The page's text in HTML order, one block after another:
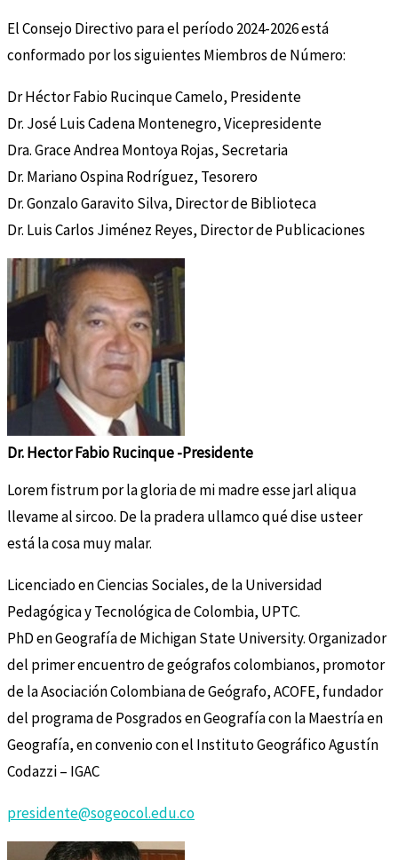
El Consejo Directivo para el período 2024-2026 está
conformado por los siguientes Miembros de Número:
Dr Héctor Fabio Rucinque Camelo, Presidente
Dr. José Luis Cadena Montenegro, Vicepresidente
Dra. Grace Andrea Montoya Rojas, Secretaria
Dr. Mariano Ospina Rodríguez, Tesorero
Dr. Gonzalo Garavito Silva, Director de Biblioteca
Dr. Luis Carlos Jiménez Reyes, Director de Publicaciones
Dr. Hector Fabio Rucinque -Presidente
Lorem fistrum por la gloria de mi madre esse jarl aliqua
llevame al sircoo. De la pradera ullamco qué dise usteer
está la cosa muy malar.
Licenciado en Ciencias Sociales, de la Universidad
Pedagógica y Tecnológica de Colombia, UPTC.
PhD en Geografía de Michigan State University. Organizador
del primer encuentro de geógrafos colombianos, promotor
de la Asociación Colombiana de Geógrafo, ACOFE, fundador
del programa de Posgrados en Geografía con la Maestría en
Geografía, en convenio con el Instituto Geográfico Agustín
Codazzi – IGAC
presidente@sogeocol.edu.co